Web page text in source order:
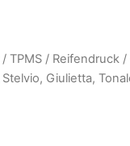
/TPMS / Reifendruck /
Giulietta,